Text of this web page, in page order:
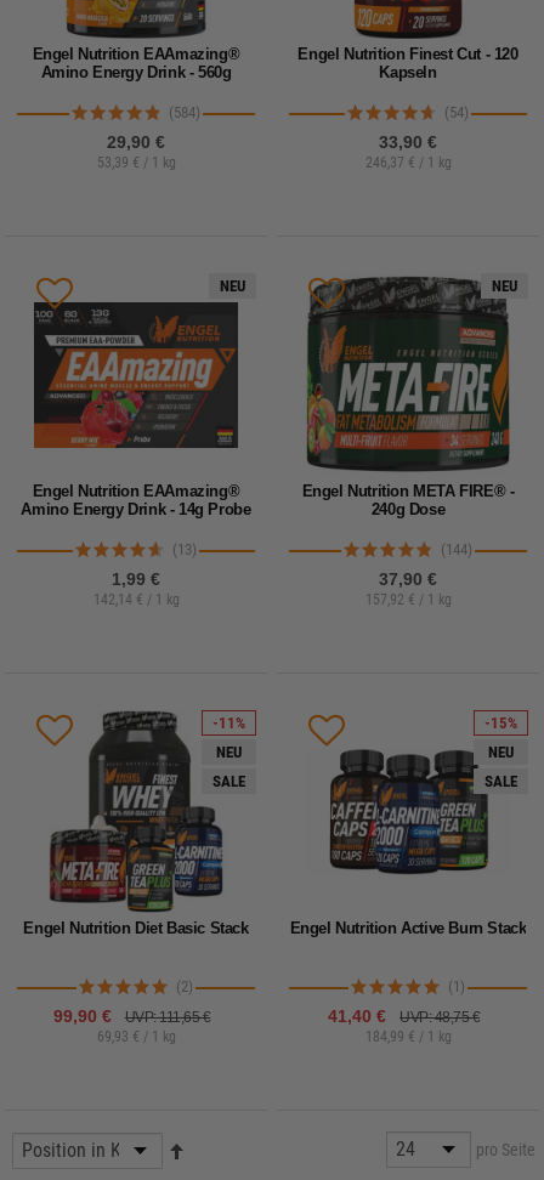
Engel Nutrition EAAmazing®
Amino Energy Drink - 560g
(584)
29,90 €
53,39 € / 1 kg
Engel Nutrition Finest Cut - 120
Kapseln
(54)
33,90 €
246,37 € / 1 kg
NEU
Engel Nutrition EAAmazing®
Amino Energy Drink - 14g Probe
(13)
1,99 €
142,14 € / 1 kg
NEU
Engel Nutrition META FIRE® -
240g Dose
(144)
37,90 €
157,92 € / 1 kg
-11%
NEU
SALE
Engel Nutrition Diet Basic Stack
(2)
99,90 €
UVP: 111,65 €
69,93 € / 1 kg
-15%
NEU
SALE
Engel Nutrition Active Burn Stack
(1)
41,40 €
UVP: 48,75 €
184,99 € / 1 kg
pro Seite